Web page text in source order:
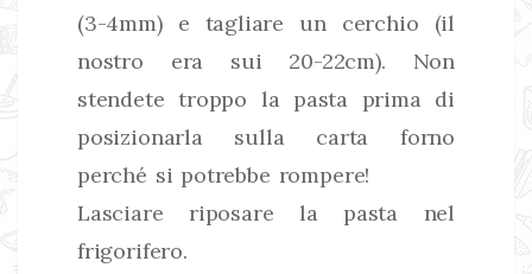
(3-4mm) e tagliare un cerchio (il
nostro era sui 20-22cm). Non
stendete troppo la pasta prima di
posizionarla sulla carta forno
perché si potrebbe rompere!
Lasciare riposare la pasta nel
frigorifero.